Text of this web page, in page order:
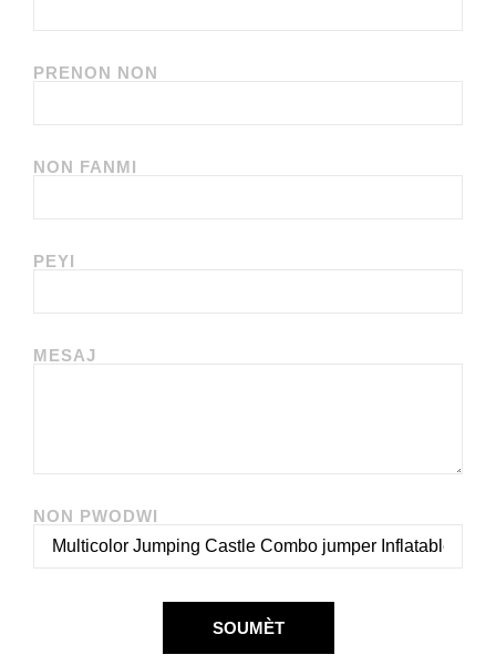
PRENON NON
NON FANMI
PEYI
MESAJ
NON PWODWI
SOUMÈT